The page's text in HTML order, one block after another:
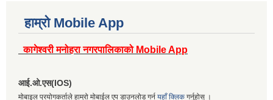
हाम्रो Mobile App
कागेश्वरी मनोहरा नगरपालिकाको Mobile App
आई.ओ.एस(IOS)
मोबाइल प्रयोगकर्ताले हाम्रो मोबाईल एप डाउनलोड गर्न यहाँ क्लिक गर्नुहोस् ।